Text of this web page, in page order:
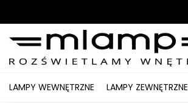
LAMPY WEWNĘTRZNE LAMPY ZEWNĘTRZNE